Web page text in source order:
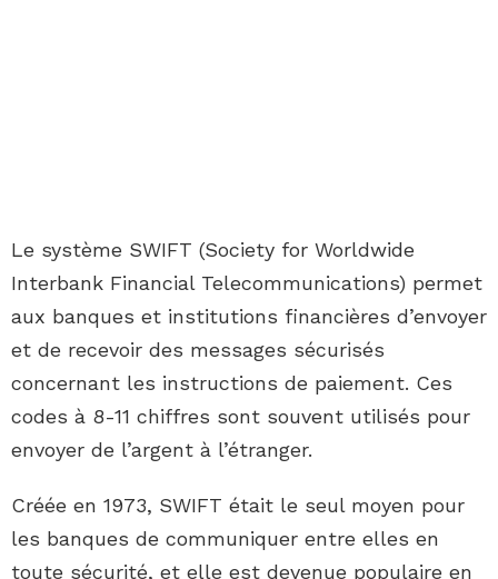
Le système SWIFT (Society for Worldwide
Interbank Financial Telecommunications) permet
aux banques et institutions financières d’envoyer
et de recevoir des messages sécurisés
concernant les instructions de paiement. Ces
codes à 8-11 chiffres sont souvent utilisés pour
envoyer de l’argent à l’étranger.
Créée en 1973, SWIFT était le seul moyen pour
les banques de communiquer entre elles en
toute sécurité, et elle est devenue populaire en